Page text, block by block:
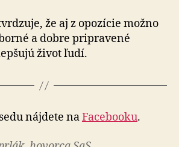
že aj z opozície možno
a dobre pripravené
život ľudí.
nájdete naFacebooku.